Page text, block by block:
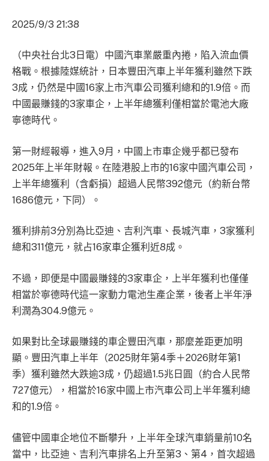
2025/9/3 21:38
（中央社台北3日電）中國汽車業嚴重內捲，陷入流血價
格戰。根據陸媒統計，日本豐田汽車上半年獲利雖然下跌
3成，仍然是中國16家上市汽車公司獲利總和的1.9倍。而
中國最賺錢的3家車企，上半年總獲利僅相當於電池大廠
寧德時代。
第一財經報導，進入9月，中國上市車企幾乎都已發布
2025年上半年財報。在陸港股上市的16家中國汽車公司，
上半年總獲利（含虧損）超過人民幣392億元（約新台幣
1686億元，下同）。
獲利排前3分別為比亞迪、吉利汽車、長城汽車，3家獲利
總和311億元，就占16家車企獲利近8成。
不過，即便是中國最賺錢的3家車企，上半年獲利也僅僅
相當於寧德時代這一家動力電池生產企業，後者上半年淨
利潤為304.9億元。
如果對比全球最賺錢的車企豐田汽車，那麼差距更加明
顯。豐田汽車上半年（2025財年第4季＋2026財年第1
季）獲利雖然大跌逾3成，仍超過1.5兆日圓（約合人民幣
727億元），相當於16家中國上市汽車公司上半年獲利總
和的1.9倍。
儘管中國車企地位不斷攀升，上半年全球汽車銷量前10名
當中，比亞迪、吉利汽車排名上升至第3、第4，首次超過